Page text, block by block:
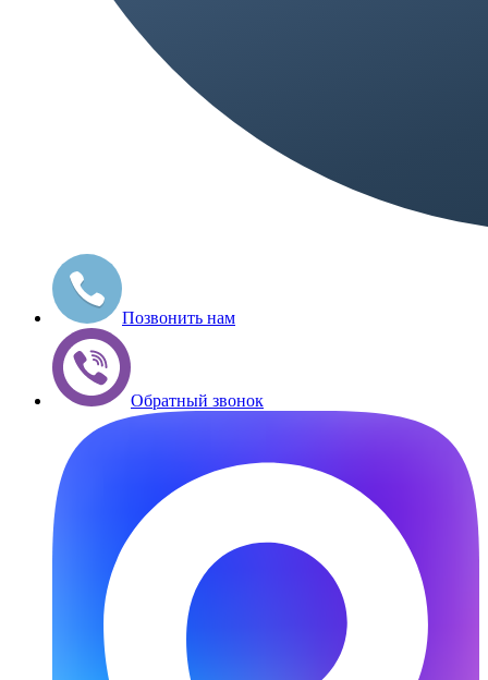
Позвонить нам
Обратный звонок